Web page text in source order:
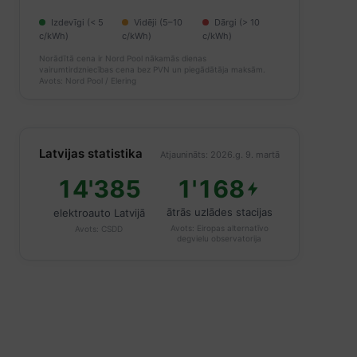
Izdevīgi (< 5
c/kWh)
Vidēji (5–10
c/kWh)
Dārgi (> 10
c/kWh)
Norādītā cena ir Nord Pool nākamās dienas
vairumtirdzniecības cena bez PVN un piegādātāja maksām.
Avots: Nord Pool / Elering
Latvijas statistika Atjaunināts: 2026.g. 9. martā
14'385
elektroauto Latvijā
Avots: CSDD
1'168
ātrās uzlādes stacijas
Avots: Eiropas alternatīvo
degvielu observatorija